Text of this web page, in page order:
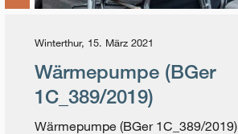
Winterthur, 15. März 2021
Wärmepumpe (BGer
1C_389/2019)
Wärmepumpe (BGer 1C_389/2019)